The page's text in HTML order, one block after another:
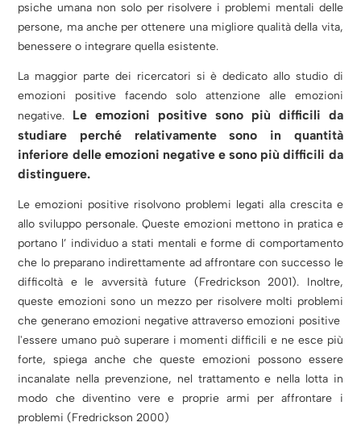
psiche umana non solo per risolvere i problemi mentali delle
persone, ma anche per ottenere una migliore qualità della vita,
benessere o integrare quella esistente.
La maggior parte dei ricercatori si è dedicato allo studio di
emozioni positive facendo solo attenzione alle emozioni
negative. Le emozioni positive sono più difficili da
studiare perché relativamente sono in quantità
inferiore delle emozioni negative e sono più difficili da
distinguere.
Le emozioni positive risolvono problemi legati alla crescita e
allo sviluppo personale. Queste emozioni mettono in pratica e
portano l’ individuo a stati mentali e forme di comportamento
che lo preparano indirettamente ad affrontare con successo le
difficoltà e le avversità future (Fredrickson 2001). Inoltre,
queste emozioni sono un mezzo per risolvere molti problemi
che generano emozioni negative attraverso emozioni positive
l'essere umano può superare i momenti difficili e ne esce più
forte, spiega anche che queste emozioni possono essere
incanalate nella prevenzione, nel trattamento e nella lotta in
modo che diventino vere e proprie armi per affrontare i
problemi (Fredrickson 2000)